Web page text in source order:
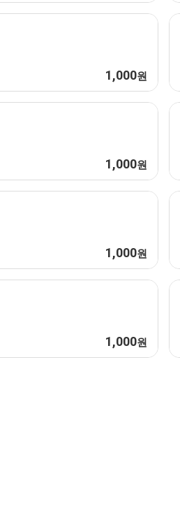
1,000원
1,000원
1,000원
1,000원